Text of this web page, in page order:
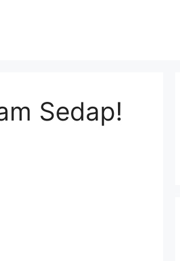
Sedap!